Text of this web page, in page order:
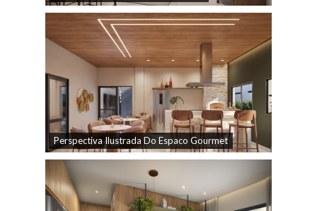
Perspectiva Ilustrada Do Espaco Gourmet